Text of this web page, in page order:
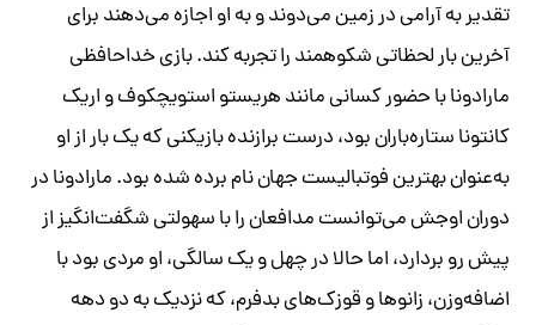
تقدیر به آرامی در زمین می‌دوند و به او اجازه می‌دهند برای
آخرین بار لحظاتی شکوهمند را تجربه کند. بازی خداحافظی
مارادونا با حضور کسانی مانند هریستو استویچکوف و اریک
کانتونا ستاره‌باران بود، درست برازنده بازیکنی که یک بار از او
به‌عنوان بهترین فوتبالیست جهان نام برده شده بود. مارادونا در
دوران اوجش می‌توانست مدافعان را با سهولتی شگفت‌انگیز از
پیش رو بردارد، اما حالا در چهل و یک سالگی، او مردی بود با
اضافه‌وزن، زانوها و قوزک‌های بدفرم، که نزدیک به دو دهه